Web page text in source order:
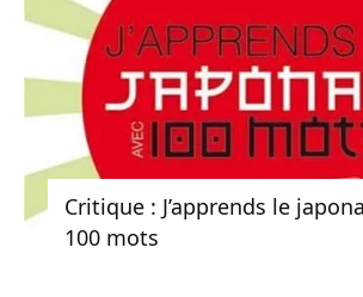
Critique : J’apprends le
100 mots